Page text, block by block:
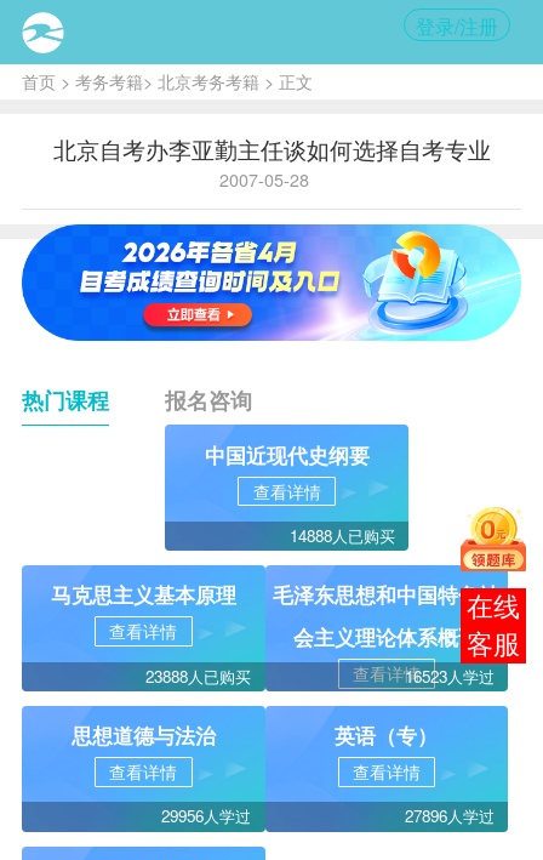
登录/注册
首页> 考务考籍> 北京考务考籍 > 正文
北京自考办李亚勤主任谈如何选择自考专业
2007-05-28
热门课程 报名咨询
中国近现代史纲要
查看详情
14888人已购买
马克思主义基本原理
查看详情
23888人已购买
毛泽东思想和中国特色社
会主义理论体系概论
查看详情16523人学过
思想道德与法治
查看详情
29956人学过
英语（专）
查看详情
27896人学过
报考
咨询